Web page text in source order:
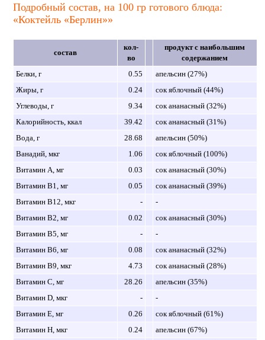
Подробный состав, на 100 гр готового блюда:
«Коктейль «Берлин»»
состав
кол-
во
продукт с наибольшим
содержанием
Белки, г
0.55
апельсин (27%)
Жиры, г
0.24
сок яблочный (44%)
Углеводы, г
9.34
сок ананасный (32%)
Калорийность, ккал
39.42
сок ананасный (31%)
Вода, г
28.68
апельсин (50%)
Ванадий, мкг
1.06
сок яблочный (100%)
Витамин A, мг
0.03
сок ананасный (30%)
Витамин B1, мг
0.05
сок ананасный (39%)
Витамин B12, мкг
-
-
Витамин B2, мг
0.02
сок ананасный (30%)
Витамин B5, мг
-
-
Витамин B6, мг
0.08
сок ананасный (32%)
Витамин B9, мкг
4.73
сок ананасный (28%)
Витамин C, мг
28.26
апельсин (35%)
Витамин D, мкг
-
-
Витамин E, мг
0.26
сок яблочный (61%)
Витамин H, мкг
0.24
апельсин (67%)